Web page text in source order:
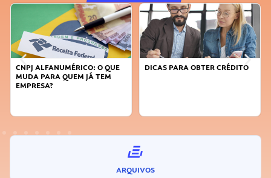
DICAS PARA OBTER CRÉDITO
FAÇA A DIFERENÇA: SEJA
ARQUIVOS